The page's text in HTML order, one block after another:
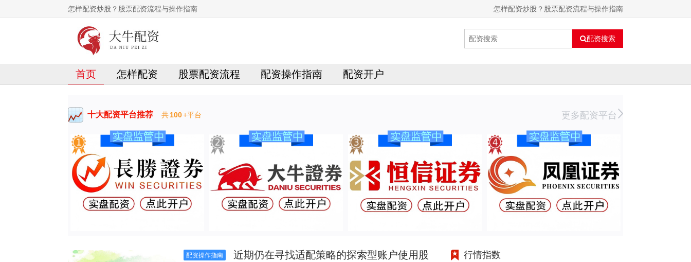
怎样配资炒股？股票配资流程与操作指南 怎样配资炒股？股票配资流程与操作指南
配资搜索
首页 怎样配资 股票配资流程 配资操作指南 配资开户
十大配资平台推荐 共100+平台 更多配资平台
配资操作指南
近期仍在寻找适配策略的探索型账户使用股
行情指数